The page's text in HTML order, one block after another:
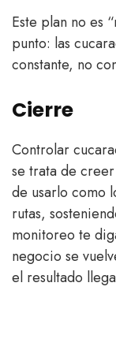
Este plan no es
punto: las
constante, no
Cierre
Controlar
se trata de
de usarlo como
rutas,
monitoreo te
negocio se
el resultado